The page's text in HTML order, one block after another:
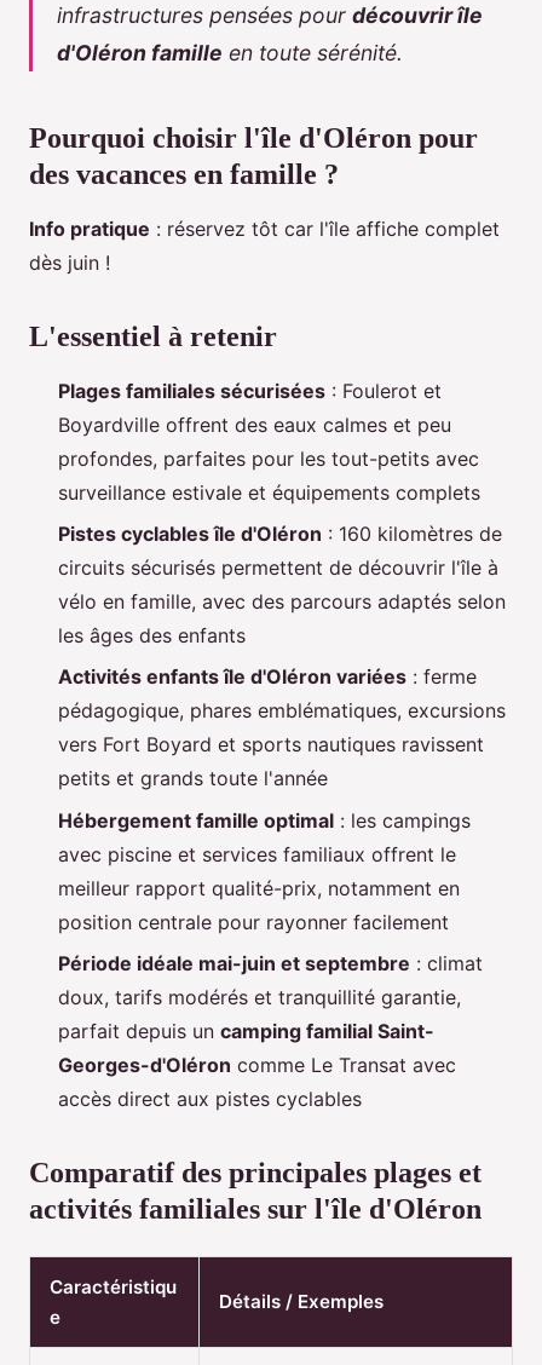
infrastructures pensées pour découvrir île
d'Oléron famille en toute sérénité.
Pourquoi choisir l'île d'Oléron pour
des vacances en famille ?
Info pratique : réservez tôt car l'île affiche complet
dès juin !
L'essentiel à retenir
Plages familiales sécurisées : Foulerot et
Boyardville offrent des eaux calmes et peu
profondes, parfaites pour les tout-petits avec
surveillance estivale et équipements complets
Pistes cyclables île d'Oléron : 160 kilomètres de
circuits sécurisés permettent de découvrir l'île à
vélo en famille, avec des parcours adaptés selon
les âges des enfants
Activités enfants île d'Oléron variées : ferme
pédagogique, phares emblématiques, excursions
vers Fort Boyard et sports nautiques ravissent
petits et grands toute l'année
Hébergement famille optimal : les campings
avec piscine et services familiaux offrent le
meilleur rapport qualité-prix, notamment en
position centrale pour rayonner facilement
Période idéale mai-juin et septembre : climat
doux, tarifs modérés et tranquillité garantie,
parfait depuis un camping familial Saint-
Georges-d'Oléron comme Le Transat avec
accès direct aux pistes cyclables
Comparatif des principales plages et
activités familiales sur l'île d'Oléron
Caractéristiqu
e
Détails / Exemples